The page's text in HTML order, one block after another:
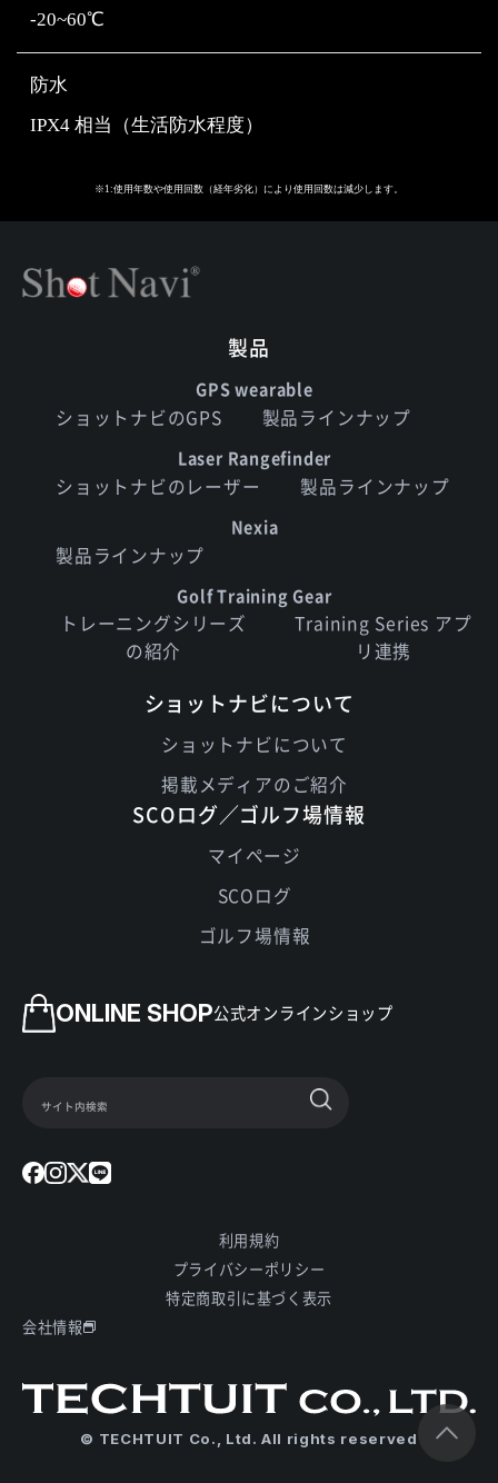
-20~60℃
防水
IPX4 相当（生活防水程度）
※1:使用年数や使用回数（経年劣化）により使用回数は減少します。
ONLINE SHOP公式オンラインショップ
利用規約
プライバシーポリシー
特定商取引に基づく表示
会社情報
© TECHTUIT Co., Ltd. All rights reserved
製品
GPS wearable
ショットナビのGPS 製品ラインナップ
Laser Rangefinder
ショットナビのレーザー 製品ラインナップ
Nexia
製品ラインナップ
Golf Training Gear
トレーニングシリーズ
の紹介
Training Series アプ
リ連携
ショットナビについて
ショットナビについて
掲載メディアのご紹介
SCOログ／ゴルフ場情報
マイページ
SCOログ
ゴルフ場情報